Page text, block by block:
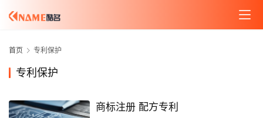
首页 专利保护
专利保护
商标注册 配方专利